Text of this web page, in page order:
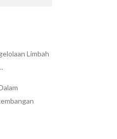
Limbah